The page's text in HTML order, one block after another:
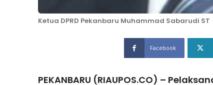
Ketua DPRD Pekanbaru Muhammad Sabarudi ST
Facebook
PEKANBARU (RIAUPOS.CO) –